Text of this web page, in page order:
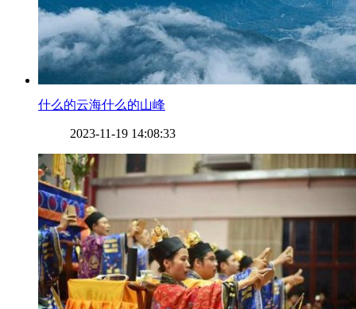
​什么的云海什么的山峰
2023-11-19 14:08:33